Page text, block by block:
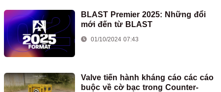
BLAST Premier 2025: Những đổi
mới đến từ BLAST
01/10/2024 07:43
Valve tiến hành kháng cáo các cáo
buộc về cờ bạc trong Counter-